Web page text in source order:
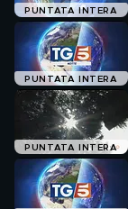
PUNTATA INTERA
PUNTATA INTERA
PUNTATA INTERA